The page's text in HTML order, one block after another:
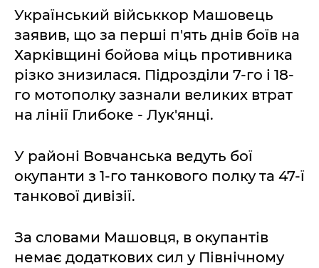
Український військкор Машовець
заявив, що за перші п'ять днів боїв на
Харківщині бойова міць противника
різко знизилася. Підрозділи 7-го і 18-
го мотополку зазнали великих втрат
на лінії Глибоке - Лук'янці.
У районі Вовчанська ведуть бої
окупанти з 1-го танкового полку та 47-ї
танкової дивізії.
За словами Машовця, в окупантів
немає додаткових сил у Північному